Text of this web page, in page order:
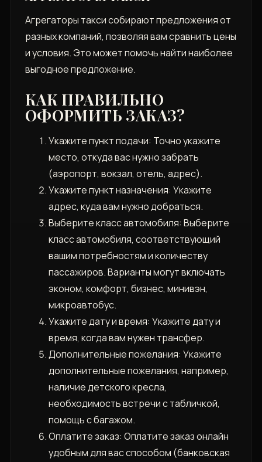
Агрегаторы такси собирают предложения от
разных компаний‚ позволяя вам сравнить цены
и условия. Это может помочь найти наиболее
выгодное предложение.
КАК ПРАВИЛЬНО
ОФОРМИТЬ ЗАКАЗ?
Укажите пункт подачи: Точно укажите
место‚ откуда вас нужно забрать
(аэропорт‚ вокзал‚ отель‚ адрес).
Укажите пункт назначения: Укажите
адрес‚ куда вам нужно добраться.
Выберите класс автомобиля: Выберите
класс автомобиля‚ соответствующий
вашим потребностям и количеству
пассажиров. Варианты могут включать
эконом‚ комфорт‚ бизнес‚ минивэн‚
микроавтобус.
Укажите дату и время: Укажите дату и
время‚ когда вам нужен трансфер.
Дополнительные пожелания: Укажите
дополнительные пожелания‚ например‚
наличие детского кресла‚
необходимость встречи с табличкой‚
помощь с багажом.
Оплатите заказ: Оплатите заказ онлайн
удобным для вас способом (банковская